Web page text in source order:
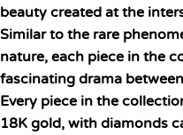
beauty created at the
Similar to the rare
nature, each piece in the
fascinating drama
Every piece in the
18K gold, with diamonds